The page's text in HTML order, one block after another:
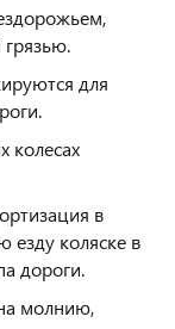
для
колесах
в
езду коляске в
дороги.
молнию,